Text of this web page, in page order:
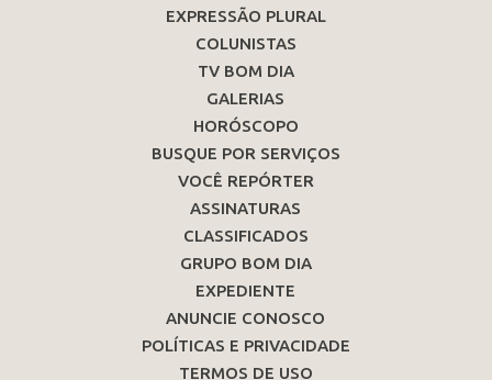
EXPRESSÃO PLURAL
COLUNISTAS
TV BOM DIA
GALERIAS
HORÓSCOPO
BUSQUE POR SERVIÇOS
VOCÊ REPÓRTER
ASSINATURAS
CLASSIFICADOS
GRUPO BOM DIA
EXPEDIENTE
ANUNCIE CONOSCO
POLÍTICAS E PRIVACIDADE
TERMOS DE USO